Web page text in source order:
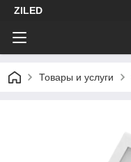
ZILED
Товары и услуги